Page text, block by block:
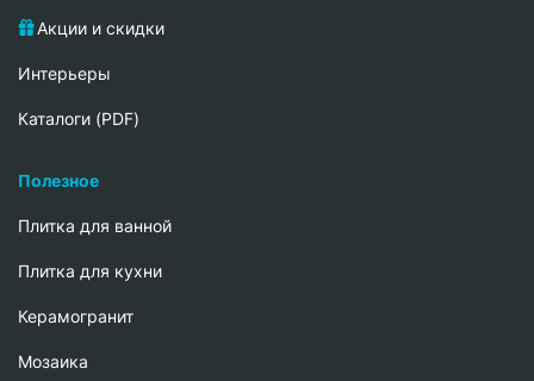
Акции и скидки
Интерьеры
Каталоги (PDF)
Полезное
Плитка для ванной
Плитка для кухни
Керамогранит
Мозаика